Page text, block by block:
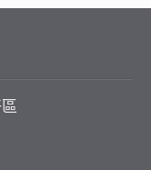
全港嘉爾頓錦標